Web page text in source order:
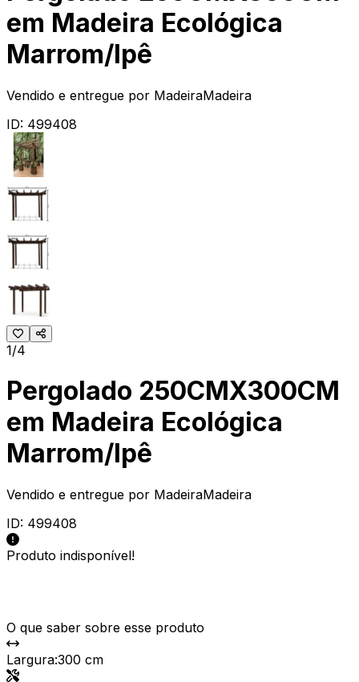
em Madeira Ecológica
Marrom/Ipê
Vendido e entregue por MadeiraMadeira
ID: 499408
1/4
Pergolado 250CMX300CM
em Madeira Ecológica
Marrom/Ipê
Vendido e entregue por MadeiraMadeira
ID: 499408
Produto indisponível!
O que saber sobre esse produto
Largura:300 cm